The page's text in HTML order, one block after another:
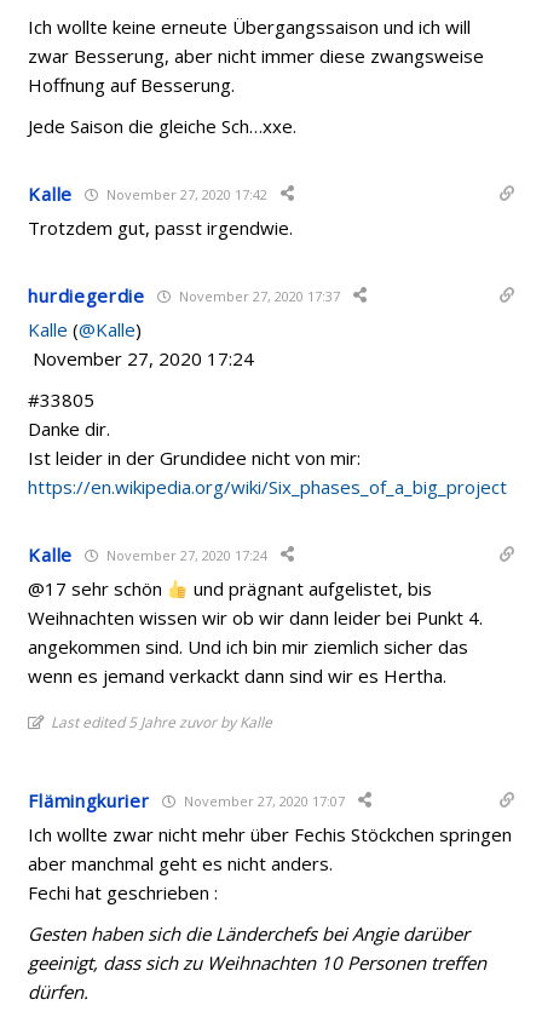
Ich wollte keine erneute Übergangssaison und ich will
zwar Besserung, aber nicht immer diese zwangsweise
Hoffnung auf Besserung.
Jede Saison die gleiche Sch…xxe.
Kalle November 27, 2020 17:42
Trotzdem gut, passt irgendwie.
hurdiegerdie November 27, 2020 17:37
Kalle (@Kalle)
November 27, 2020 17:24
#33805
Danke dir.
Ist leider in der Grundidee nicht von mir:
https://en.wikipedia.org/wiki/Six_phases_of_a_big_project
Kalle November 27, 2020 17:24
@17 sehr schön
und prägnant aufgelistet, bis
Weihnachten wissen wir ob wir dann leider bei Punkt 4.
angekommen sind. Und ich bin mir ziemlich sicher das
wenn es jemand verkackt dann sind wir es Hertha.
Last edited 5 Jahre zuvor by Kalle
Flämingkurier November 27, 2020 17:07
Ich wollte zwar nicht mehr über Fechis Stöckchen springen
aber manchmal geht es nicht anders.
Fechi hat geschrieben :
Gesten haben sich die Länderchefs bei Angie darüber
geeinigt, dass sich zu Weihnachten 10 Personen treffen
dürfen.